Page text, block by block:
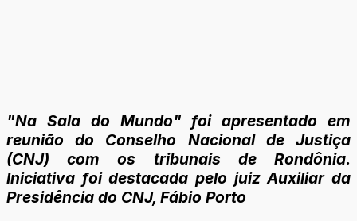
"Na Sala do Mundo" foi apresentado em
reunião do Conselho Nacional de Justiça
(CNJ) com os tribunais de Rondônia.
Iniciativa foi destacada pelo juiz Auxiliar da
Presidência do CNJ, Fábio Porto